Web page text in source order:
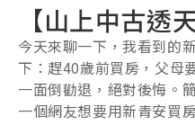
【山上中古透
今天來聊一下，我看到的
下：趕40歲前買房，父母
一面倒勸退，絕對後悔。
一個網友想要用新青安買